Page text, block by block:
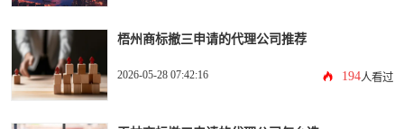
梧州商标撤三申请的代理公司推荐
2026-05-28 07:42:16 194人看过